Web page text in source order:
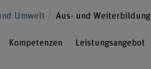
Umwelt Aus- und Weiterbildung​
Kompetenzen Leistungsangebot